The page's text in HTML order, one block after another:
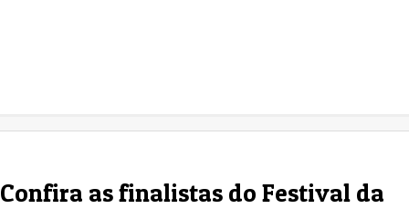
Confira as finalistas do Festival da